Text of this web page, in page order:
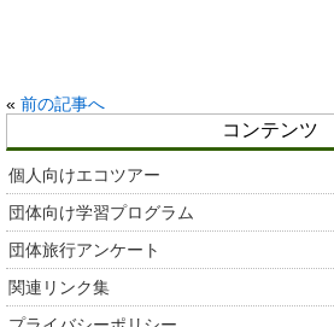
« 前の記事へ
コンテンツ
個人向けエコツアー
団体向け学習プログラム
団体旅行アンケート
関連リンク集